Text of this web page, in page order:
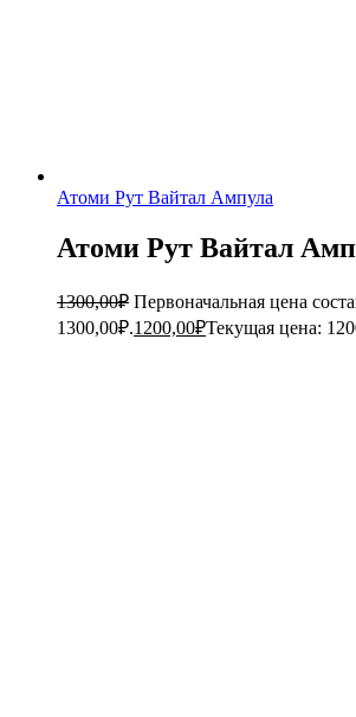
Атоми Рут Вайтал Ампула
Атоми Рут Вайтал
1300,00₽ Первоначальная цена
1300,00₽.1200,00₽Текущая цена: